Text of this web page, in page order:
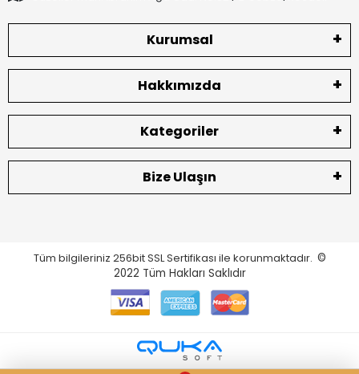
Kurumsal
Hakkımızda
Kategoriler
Bize Ulaşın
Tüm bilgileriniz 256bit SSL Sertifikası ile korunmaktadır. ©
2022 Tüm Hakları Saklıdır